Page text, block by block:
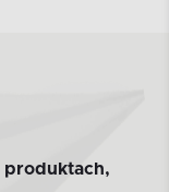
produktach,